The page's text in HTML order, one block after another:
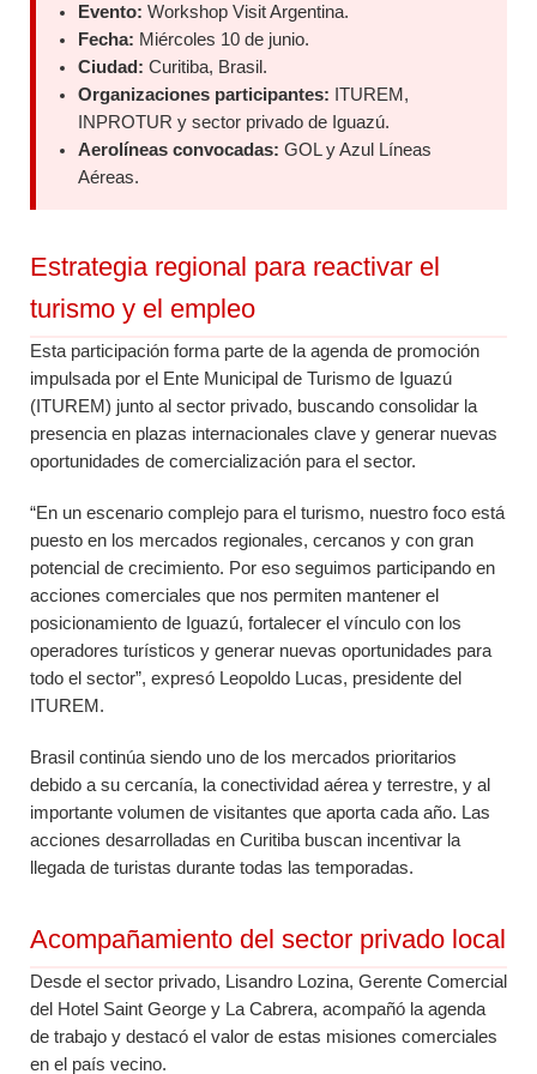
Evento: Workshop Visit Argentina.
Fecha: Miércoles 10 de junio.
Ciudad: Curitiba, Brasil.
Organizaciones participantes: ITUREM,
INPROTUR y sector privado de Iguazú.
Aerolíneas convocadas: GOL y Azul Líneas
Aéreas.
Estrategia regional para reactivar el
turismo y el empleo
Esta participación forma parte de la agenda de promoción
impulsada por el Ente Municipal de Turismo de Iguazú
(ITUREM) junto al sector privado, buscando consolidar la
presencia en plazas internacionales clave y generar nuevas
oportunidades de comercialización para el sector.
“En un escenario complejo para el turismo, nuestro foco está
puesto en los mercados regionales, cercanos y con gran
potencial de crecimiento. Por eso seguimos participando en
acciones comerciales que nos permiten mantener el
posicionamiento de Iguazú, fortalecer el vínculo con los
operadores turísticos y generar nuevas oportunidades para
todo el sector”, expresó Leopoldo Lucas, presidente del
ITUREM.
Brasil continúa siendo uno de los mercados prioritarios
debido a su cercanía, la conectividad aérea y terrestre, y al
importante volumen de visitantes que aporta cada año. Las
acciones desarrolladas en Curitiba buscan incentivar la
llegada de turistas durante todas las temporadas.
Acompañamiento del sector privado local
Desde el sector privado, Lisandro Lozina, Gerente Comercial
del Hotel Saint George y La Cabrera, acompañó la agenda
de trabajo y destacó el valor de estas misiones comerciales
en el país vecino.